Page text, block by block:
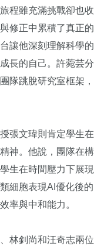
程雖充滿挑戰卻也收
修正中累積了真正的
讓他深刻理解科學的
長的自己。許菀芸分
隊跳脫研究室框架，
張文瑋則肯定學生在
神。他說，團隊在構
生在時間壓力下展現
細胞表現AI優化後的
率與中和能力。
林釗尚和汪奇志兩位